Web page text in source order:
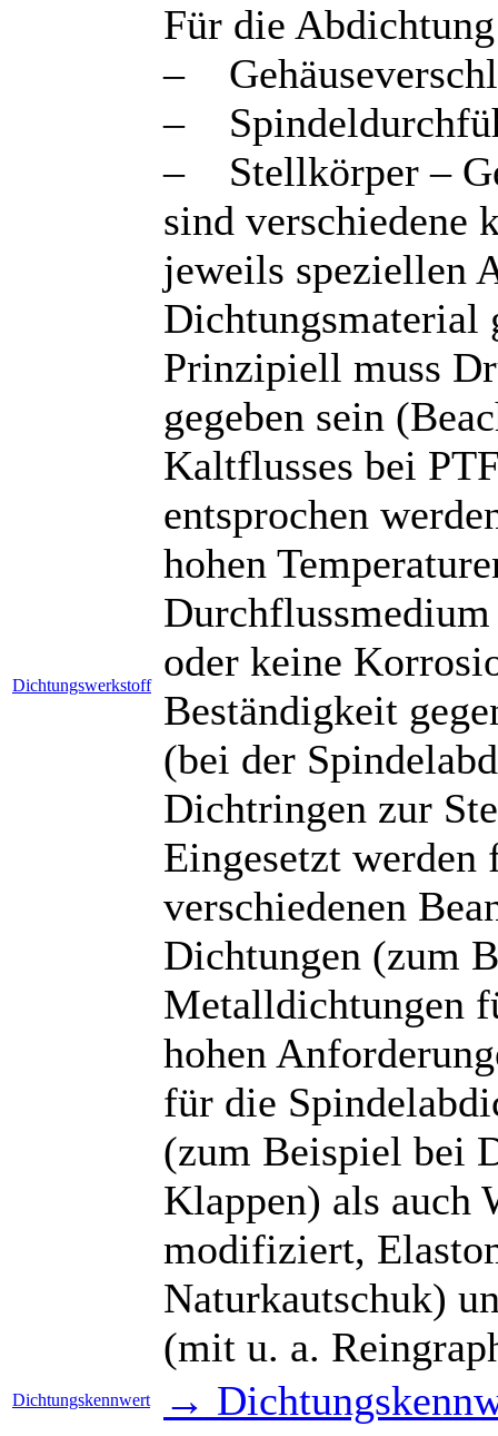
Dichtungswerkstoff
Für die
–
–
– Stellkörper –
sind verschiedene
jeweils speziellen
Dichtungsmaterial
Prinzipiell muss
gegeben sein
Kaltflusses bei
entsprochen
hohen
oder keine
Beständigkeit
(bei der
Dichtringen zur
Eingesetzt
verschiedenen
Dichtungen (zum
Metalldichtungen
hohen
für die
(zum Beispiel bei
Klappen) als auch
modifiziert,
Naturkautschuk)
(mit u. a.
Dichtungskennwert
→